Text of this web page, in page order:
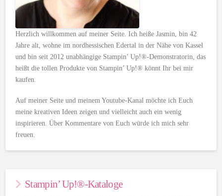
Herzlich willkommen auf meiner Seite. Ich heiße Jasmin, bin 42
Jahre alt, wohne im nordhessischen Edertal in der Nähe von Kassel
und bin seit 2012 unabhängige Stampin’ Up!®-Demonstratorin, das
heißt die tollen Produkte von Stampin’ Up!® könnt Ihr bei mir
kaufen.
Auf meiner Seite und meinem Youtube-Kanal möchte ich Euch
meine kreativen Ideen zeigen und vielleicht auch ein wenig
inspirieren. Über Kommentare von Euch würde ich mich sehr
freuen.
Stampin’ Up!®-Kataloge